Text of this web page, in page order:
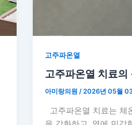
고주파온열
고주파온열 치료의
아미랑의원 /2026년 05월
고주파온열 치료는 체